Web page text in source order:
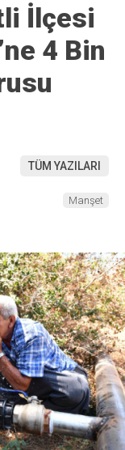
İlçesi
4 Bin
TÜM YAZILARI
Manşet